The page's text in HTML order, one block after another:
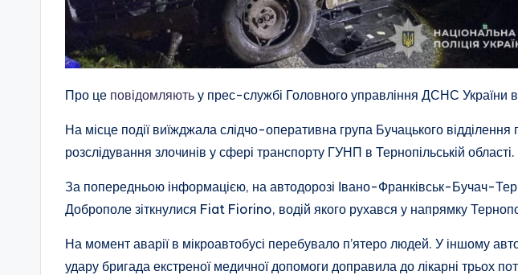
Про це повідомляють у прес-службі Головного управління ДСНС України в
На місце події виїжджала слідчо-оперативна група Бучацького відділення
розслідування злочинів у сфері транспорту ГУНП в Тернопільській області.
За попередньою інформацією, на автодорозі Івано-Франківськ-Бучач-
Доброполе зіткнулися Fiat Fiorino, водій якого рухався у напрямку
На момент аварії в мікроавтобусі перебувало п’ятеро людей. У іншому
удару бригада екстреної медичної допомоги доправила до лікарні трьох